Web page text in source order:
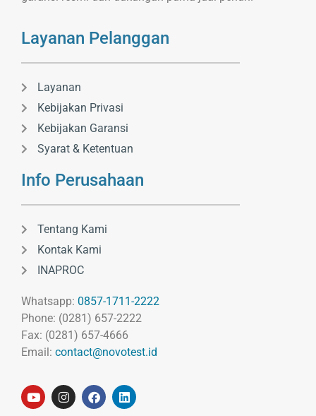
Layanan Pelanggan
Layanan
Kebijakan Privasi
Kebijakan Garansi
Syarat & Ketentuan
Info Perusahaan
Tentang Kami
Kontak Kami
INAPROC
Whatsapp: 0857-1711-2222
Phone: (0281) 657-2222
Fax: (0281) 657-4666
Email: contact@novotest.id